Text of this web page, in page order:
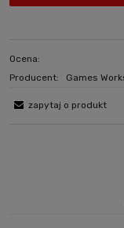
Ocena:
Producent:
Games
zapytaj o produkt